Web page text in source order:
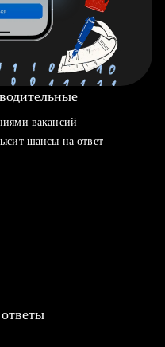
вакансий
шансы на ответ